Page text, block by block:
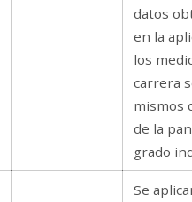
datos
en la
los
carrera
mismos
de la
grado
Se